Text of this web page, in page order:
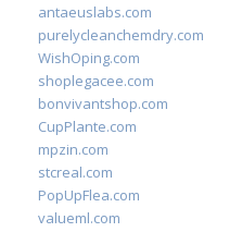
antaeuslabs.com
purelycleanchemdry.com
WishOping.com
shoplegacee.com
bonvivantshop.com
CupPlante.com
mpzin.com
stcreal.com
PopUpFlea.com
valueml.com